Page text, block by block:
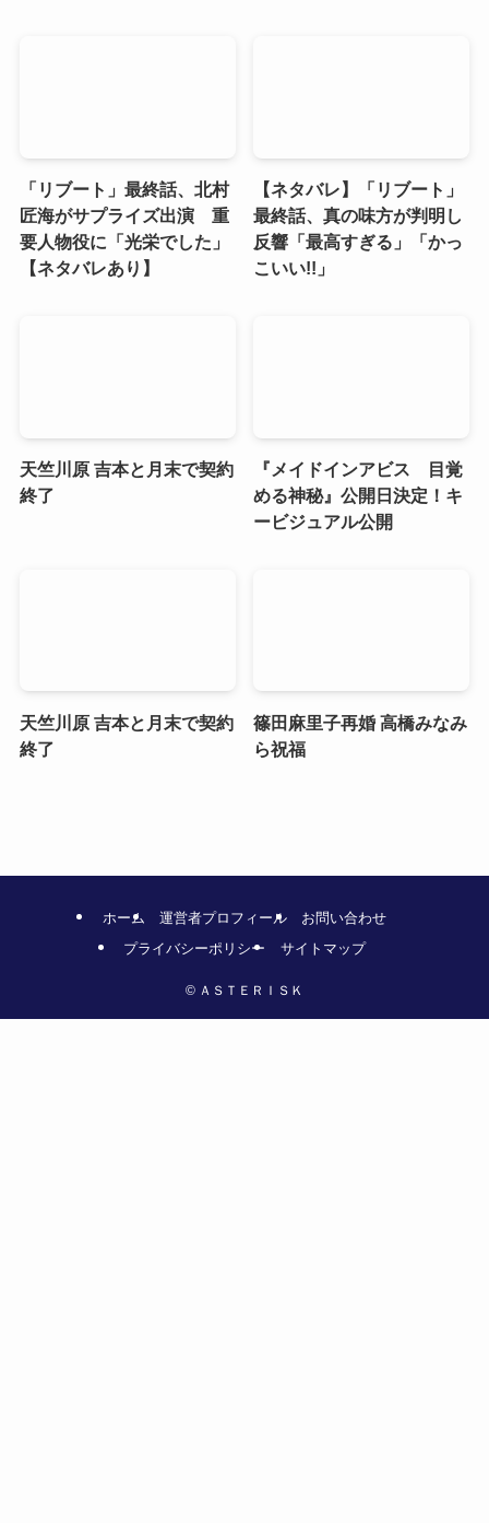
「リブート」最終話、北村
匠海がサプライズ出演 重
要人物役に「光栄でした」
【ネタバレあり】
【ネタバレ】「リブート」
最終話、真の味方が判明し
反響「最高すぎる」「かっ
こいい!!」
天竺川原 吉本と月末で契約
終了
『メイドインアビス 目覚
める神秘』公開日決定！キ
ービジュアル公開
天竺川原 吉本と月末で契約
終了
篠田麻里子再婚 高橋みなみ
ら祝福
ホーム 運営者プロフィール
お問い合わせ
プライバシーポリシー
サイトマップ
© ＡＳＴＥＲＩＳＫ